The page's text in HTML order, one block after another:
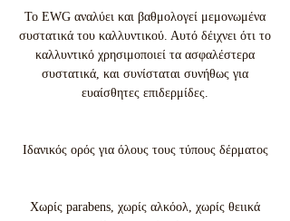
Το EWG αναλύει και βαθμολογεί μεμονωμένα
συστατικά του καλλυντικού. Αυτό δέιχνει ότι το
καλλυντικό χρησιμοποιεί τα ασφαλέστερα
συστατικά, και συνίσταται συνήθως για
ευαίσθητες επιδερμίδες.
Ιδανικός ορός για όλους τους τύπους δέρματος
Χωρίς parabens, χωρίς αλκόολ, χωρίς θειικά